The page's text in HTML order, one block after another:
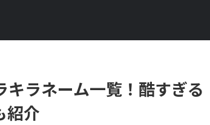
キラネーム一覧！酷すぎる
紹介